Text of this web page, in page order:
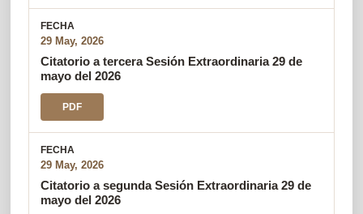
29 May, 2026
Citatorio a tercera Sesión Extraordinaria 29 de
mayo del 2026
PDF
29 May, 2026
Citatorio a segunda Sesión Extraordinaria 29 de
mayo del 2026